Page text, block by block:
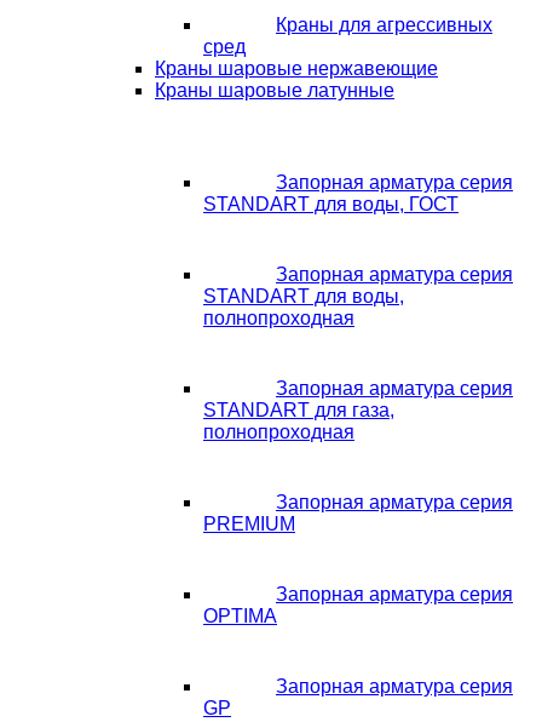
Краны для агрессивных
сред
Краны шаровые нержавеющие
Краны шаровые латунные
Запорная арматура серия
STANDART для воды, ГОСТ
Запорная арматура серия
STANDART для воды,
полнопроходная
Запорная арматура серия
STANDART для газа,
полнопроходная
Запорная арматура серия
PREMIUM
Запорная арматура серия
OPTIMA
Запорная арматура серия
GP